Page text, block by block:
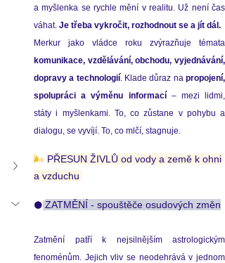
a myšlenka se rychle mění v realitu. Už není čas
váhat. Je třeba vykročit, rozhodnout se a jít dál.
komunikace, vzdělávání, obchodu, vyjednávání,
dopravy a technologií. Klade důraz na propojení,
spolupráci a výměnu informací – mezi lidmi,
státy i myšlenkami. To, co zůstane v pohybu a
dialogu, se vyvíjí. To, co mlčí, stagnuje.
🌬️ PŘESUN ŽIVLŮ od vody a země k ohni
a vzduchu
🌑 ZATMĚNÍ - spouštěče osudových změn
Zatmění patří k nejsilnějším astrologickým
fenoménům. Jejich vliv se neodehrává v jednom